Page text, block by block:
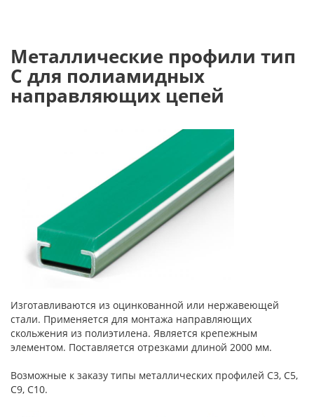
Металлические профили тип
C для полиамидных
направляющих цепей
Изготавливаются из оцинкованной или нержавеющей
стали. Применяется для монтажа направляющих
скольжения из полиэтилена. Является крепежным
элементом. Поставляется отрезками длиной 2000 мм.
Возможные к заказу типы металлических профилей C3, C5,
C9, C10.